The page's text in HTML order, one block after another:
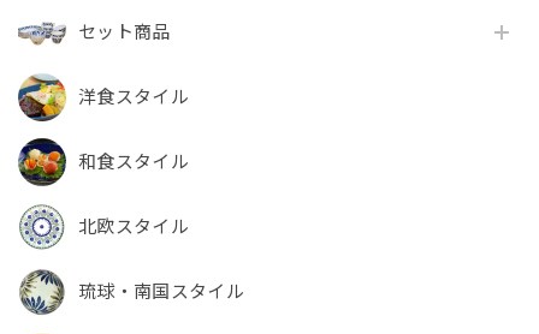
セット商品
洋食スタイル
和食スタイル
北欧スタイル
琉球・南国スタイル